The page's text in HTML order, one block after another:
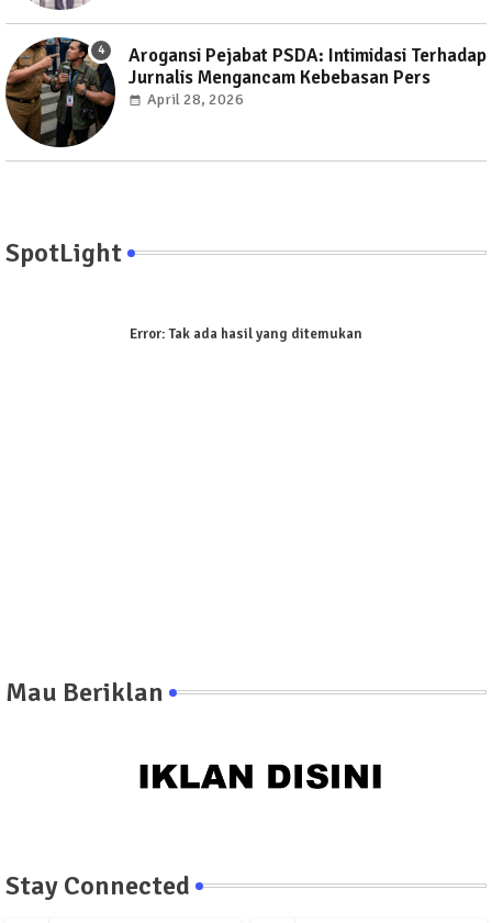
Arogansi Pejabat PSDA: Intimidasi Terhadap
Jurnalis Mengancam Kebebasan Pers
April 28, 2026
SpotLight
Error:Tak ada hasil yang ditemukan
Mau Beriklan
Stay Connected